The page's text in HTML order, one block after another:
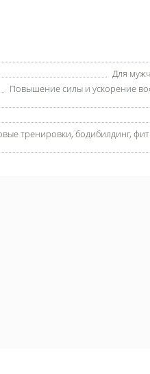
Для
Повышение силы и ускорение
тренировки, бодибилдинг,